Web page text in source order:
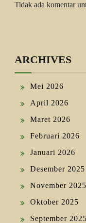
Tidak ada komentar
ARCHIVES
Mei 2026
April 2026
Maret 2026
Februari 2026
Januari 2026
Desember 2025
November 2025
Oktober 2025
September 2025